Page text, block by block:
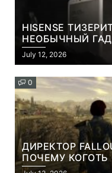
HISENSE
НЕОБЫЧНЫЙ
СЪЕМНОЙ LCD-
КОНТЕНТА И
July 12, 2026
0
ДИРЕКТОР
ПОЧЕМУ КОГОТЬ
НАМЕРЕННО